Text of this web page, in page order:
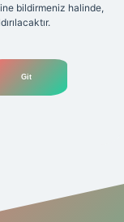
bildirmeniz halinde,
m